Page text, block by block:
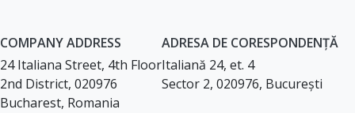
COMPANY ADDRESS
24 Italiana Street, 4th Floor
2nd District, 020976
Bucharest, Romania
ADRESA DE CORESPONDENȚĂ
Italiană 24, et. 4
Sector 2, 020976, București